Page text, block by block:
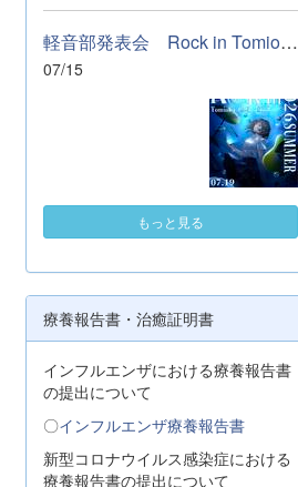
軽音部発表会 Rock in Tomioka High school 開催します
07/15
もっと見る
療養報告書・治癒証明書
インフルエンザにおける療養報告書
の提出について
〇インフルエンザ療養報告書
新型コロナウイルス感染症における
療養報告書の提出について